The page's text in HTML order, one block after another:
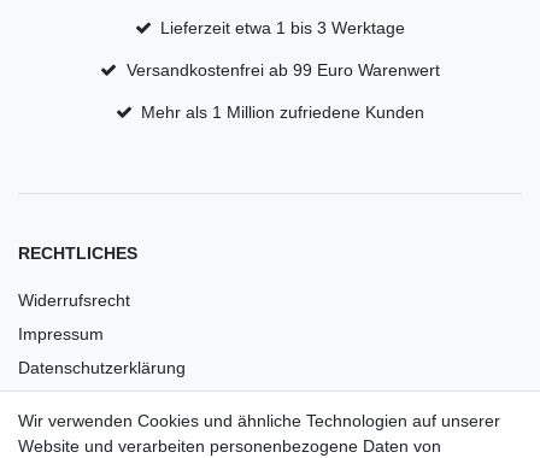
Lieferzeit etwa 1 bis 3 Werktage
Versandkostenfrei ab 99 Euro Warenwert
Mehr als 1 Million zufriedene Kunden
RECHTLICHES
Widerrufsrecht
Impressum
Datenschutzerklärung
Versandkosten
Wir verwenden Cookies und ähnliche Technologien auf unserer
Website und verarbeiten personenbezogene Daten von